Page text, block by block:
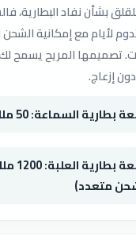
بشأن نفاد البطارية،
لأيام مع إمكانية الشحن
تصميمها المريح يسمح لك
إزعاج.
بطارية السماعة: 50 مللي أمبير
سعة
متعدد)